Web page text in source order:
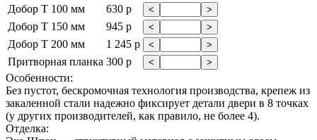
Добор Т 100 мм 630 р < >
Добор Т 150 мм 945 р < >
Добор Т 200 мм 1 245 р < >
Притворная планка 300 р < >
Особенности:
Без пустот, бескромочная технология производства, крепеж из
закаленной стали надежно фиксирует детали двери в 8 точках
(у других производителей, как правило, не более 4).
Отделка: